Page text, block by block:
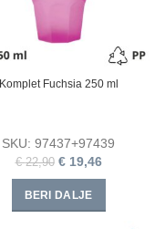
Komplet Fuchsia 250 ml
SKU: 97437+97439
€22,90 € 19,46
BERI DALJE